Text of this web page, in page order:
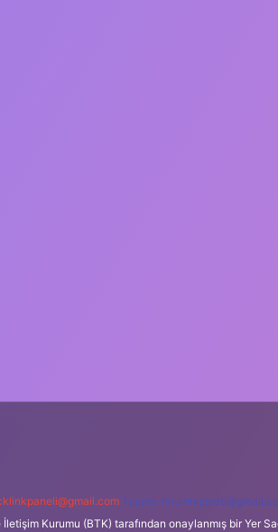
Teams:
Kurumu (BTK) tarafından onaylanmış bir